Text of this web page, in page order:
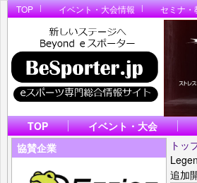
TOP イベント・大会情報 セミナ・
TOP イベント・大会
協賛企業
トッ
追加